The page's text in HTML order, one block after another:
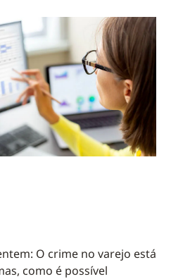
O crime no varejo está
como é possível